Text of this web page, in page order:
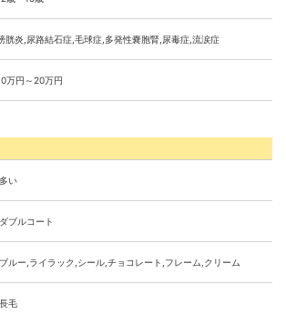
胱炎,尿路結石症,毛球症,多発性嚢胞腎,尿毒症,流涙症
万円～20万円
多い
ダブルコート
ブルー,ライラック,シール,チョコレート,フレーム,クリーム
長毛